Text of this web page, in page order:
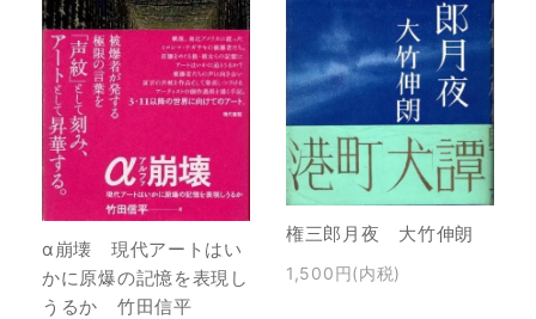
α崩壊 現代アートはい
かに原爆の記憶を表現し
うるか 竹田信平
権三郎月夜 大竹伸朗
1,500円(内税)